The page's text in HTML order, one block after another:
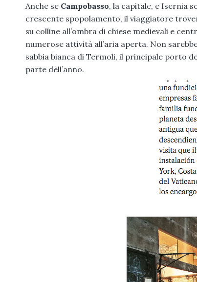
Anche se Campobasso, la capitale, e Isernia
crescente spopolamento, il viaggiatore
su colline all’ombra di chiese medievali e
numerose attività all’aria aperta. Non
sabbia bianca di Termoli, il principale porto
parte dell’anno.